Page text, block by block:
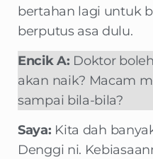
bertahan lagi untuk
berputus asa dulu.
Encik A: Doktor
akan naik? Macam
sampai bila-bila?
Saya: Kita dah
Denggi ni.